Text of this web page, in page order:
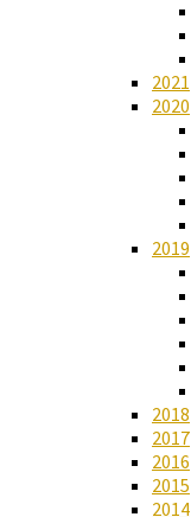
2021
2020
2019
2018
2017
2016
2015
2014